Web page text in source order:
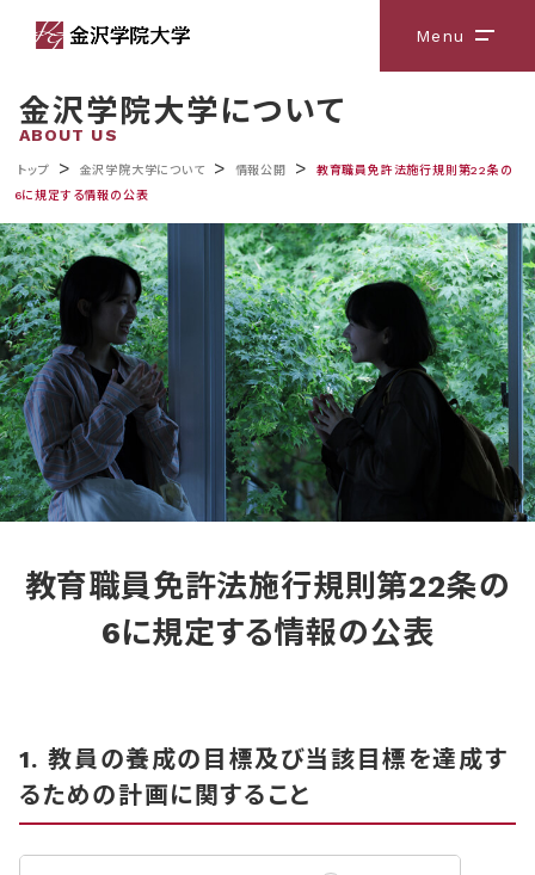
Menu メニ
金沢学院大学について
ABOUT US
トップ > 金沢学院大学について > 情報公開 >
教育職員免許法施行規則第22条の
6に規定する情報の公表
教育職員免許法施行規則第22条の
6に規定する情報の公表
1. 教員の養成の目標及び当該目標を達成す
るための計画に関すること